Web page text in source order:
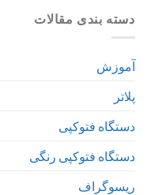
دسته بندی مقالات
آموزش
پلاتر
دستگاه فتوکپی
دستگاه فتوکپی رنگی
ریسوگراف